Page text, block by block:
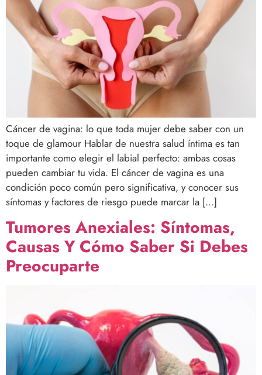
Cáncer de vagina: lo que toda mujer debe saber con un
toque de glamour Hablar de nuestra salud íntima es tan
importante como elegir el labial perfecto: ambas cosas
pueden cambiar tu vida. El cáncer de vagina es una
condición poco común pero significativa, y conocer sus
síntomas y factores de riesgo puede marcar la […]
Tumores Anexiales: Síntomas,
Causas Y Cómo Saber Si Debes
Preocuparte